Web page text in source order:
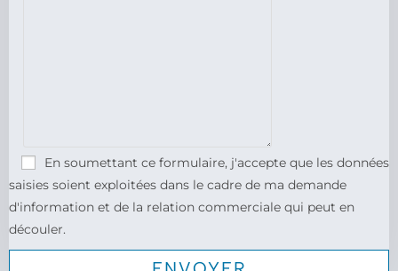
En soumettant ce formulaire, j'accepte que les données
saisies soient exploitées dans le cadre de ma demande
d'information et de la relation commerciale qui peut en
découler.